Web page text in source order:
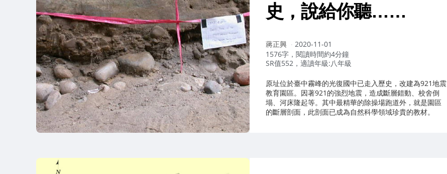
史，說給你聽……
作
者：
蔣正興
2020-11-01
1576字，閱讀時間約4分鐘
SR值552，適讀年級:八年級
原址位於臺中霧峰的光復國中已走入歷史，改建為921地震
教育園區。因著921的強烈地震，造成斷層錯動、校舍倒
塌、河床隆起等。其中最精華的除操場跑道外，就是園區
的斷層剖面，此剖面已成為自然科學領域珍貴的教材。